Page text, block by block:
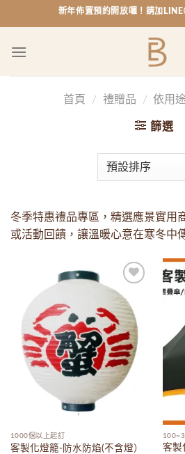
to
新年佈置預約開放囉！請加LINE
首頁 / 禮贈品 / 依用途
篩選
冬季特惠禮品專區，精選應景實用
或活動回饋，讓溫暖心意在寒冬中
Add to
wishlist
1000個以上起訂
客製化燈籠-防水防焰(不含燈）
客製